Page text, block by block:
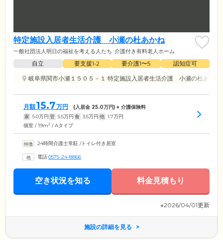
特定施設入居者生活介護 小瀬の杜あかね
一般社団法人明日の福祉を考える人たち 介護付き有料老人ホーム
自立 要支援1•2 要介護1〜5
認知症可
岐阜県関市小瀬１５０５－１ 特定施設入居者生活介護 小瀬の杜あかね
月額15.7万円 (入居金 25.0万円) + 介護保険料
家 5.0万円 管 5.5万円 食 3.5万円 他 1.7万円
個室 / 19m2 / Aタイプ
24時間介護士常駐 /トイレ付き居室
電話0575-24-8866
空き状況を知る 料金見積もり
※2026/04/01更新
施設の詳細を見る